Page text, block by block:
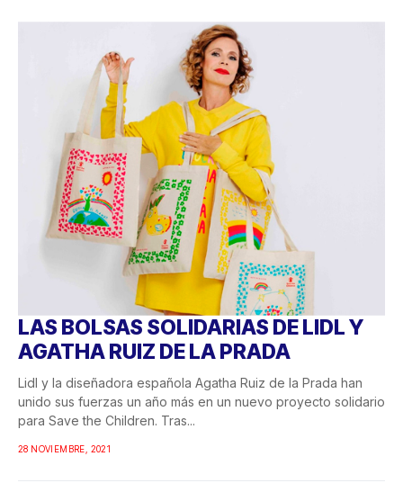
LAS BOLSAS SOLIDARIAS DE LIDL Y
AGATHA RUIZ DE LA PRADA
Lidl y la diseñadora española Agatha Ruiz de la Prada han
unido sus fuerzas un año más en un nuevo proyecto solidario
para Save the Children. Tras...
28 NOVIEMBRE, 2021